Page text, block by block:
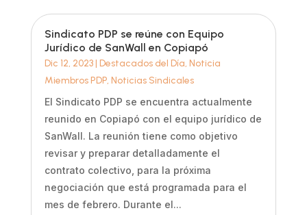
Sindicato PDP se reúne con Equipo
Jurídico de SanWall en Copiapó
Dic 12, 2023| Destacados del Día, Noticia
Miembros PDP, Noticias Sindicales
El Sindicato PDP se encuentra actualmente
reunido en Copiapó con el equipo jurídico de
SanWall. La reunión tiene como objetivo
revisar y preparar detalladamente el
contrato colectivo, para la próxima
negociación que está programada para el
mes de febrero. Durante el...